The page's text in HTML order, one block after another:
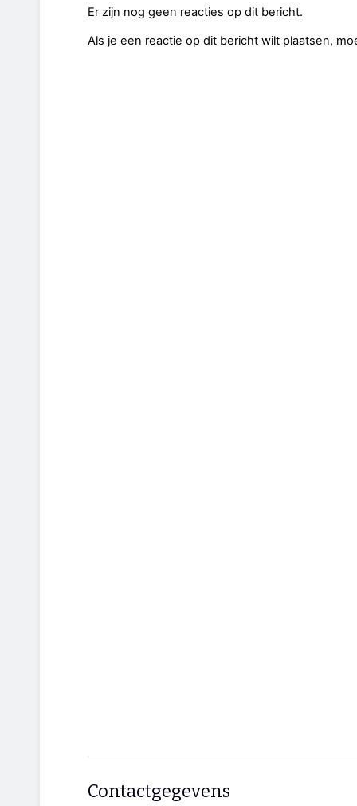
Er zijn nog geen reacties op dit bericht.
Als je een reactie op dit bericht wilt plaatsen,
Contactgegevens